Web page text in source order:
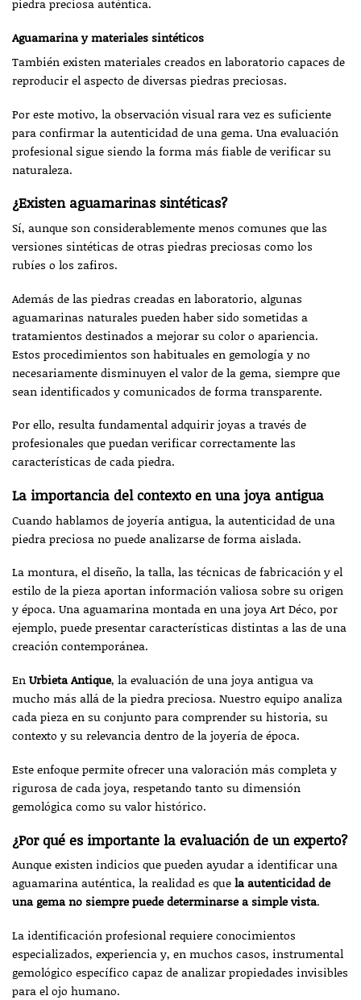
piedra preciosa auténtica.
Aguamarina y materiales sintéticos
También existen materiales creados en laboratorio capaces de
reproducir el aspecto de diversas piedras preciosas.
Por este motivo, la observación visual rara vez es suficiente
para confirmar la autenticidad de una gema. Una evaluación
profesional sigue siendo la forma más fiable de verificar su
naturaleza.
¿Existen aguamarinas sintéticas?
Sí, aunque son considerablemente menos comunes que las
versiones sintéticas de otras piedras preciosas como los
rubíes o los zafiros.
Además de las piedras creadas en laboratorio, algunas
aguamarinas naturales pueden haber sido sometidas a
tratamientos destinados a mejorar su color o apariencia.
Estos procedimientos son habituales en gemología y no
necesariamente disminuyen el valor de la gema, siempre que
sean identificados y comunicados de forma transparente.
Por ello, resulta fundamental adquirir joyas a través de
profesionales que puedan verificar correctamente las
características de cada piedra.
La importancia del contexto en una joya antigua
Cuando hablamos de joyería antigua, la autenticidad de una
piedra preciosa no puede analizarse de forma aislada.
La montura, el diseño, la talla, las técnicas de fabricación y el
estilo de la pieza aportan información valiosa sobre su origen
y época. Una aguamarina montada en una joya Art Déco, por
ejemplo, puede presentar características distintas a las de una
creación contemporánea.
EnUrbieta Antique, la evaluación de una joya antigua va
mucho más allá de la piedra preciosa. Nuestro equipo analiza
cada pieza en su conjunto para comprender su historia, su
contexto y su relevancia dentro de la joyería de época.
Este enfoque permite ofrecer una valoración más completa y
rigurosa de cada joya, respetando tanto su dimensión
gemológica como su valor histórico.
¿Por qué es importante la evaluación de un experto?
Aunque existen indicios que pueden ayudar a identificar una
aguamarina auténtica, la realidad es quela autenticidad de
una gema no siempre puede determinarse a simple vista.
La identificación profesional requiere conocimientos
especializados, experiencia y, en muchos casos, instrumental
gemológico específico capaz de analizar propiedades invisibles
para el ojo humano.